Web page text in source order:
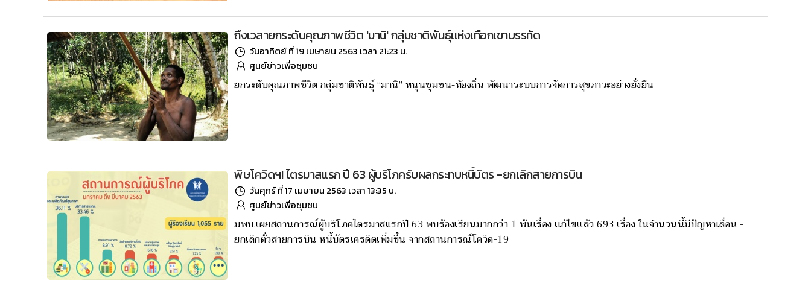
ถึงเวลายกระดับคุณภาพชีวิต 'มานิ' กลุ่มชาติพันธุ์เเห่งเทือกเขาบรรทัด
วันอาทิตย์ ที่ 19 เมษายน 2563 เวลา 21:23 น.
ศูนย์ข่าวเพื่อชุมชน
ยกระดับคุณภาพชีวิต กลุ่มชาติพันธุ์ “มานิ” หนุนชุมชน-ท้องถิ่น พัฒนาระบบการจัดการสุขภาวะอย่างยั่งยืน
พิษโควิดฯ! ไตรมาสเเรก ปี 63 ผู้บริโภครับผลกระทบหนี้บัตร -ยกเลิกสายการบิน
วันศุกร์ ที่ 17 เมษายน 2563 เวลา 13:35 น.
ศูนย์ข่าวเพื่อชุมชน
มพบ.เผยสถานการณ์ผู้บริโภคไตรมาสแรกปี 63 พบร้องเรียนมากกว่า 1 พันเรื่อง เเก้ไขเเล้ว 693 เรื่อง ในจำนวนนี้มีปัญหาเลื่อน -
ยกเลิกตั๋วสายการบิน หนี้บัตรเครดิตเพิ่มขึ้น จากสถานการณ์โควิด-19